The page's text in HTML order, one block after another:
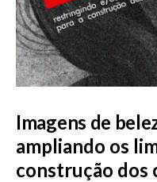
Imagens de
ampliando os
construção dos